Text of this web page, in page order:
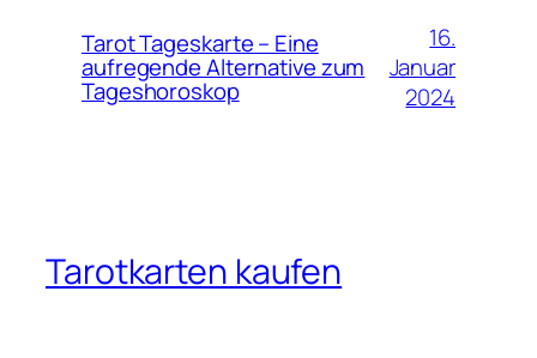
Tarot Tageskarte – Eine
aufregende Alternative zum
Tageshoroskop
16.
Januar
2024
Tarotkarten kaufen